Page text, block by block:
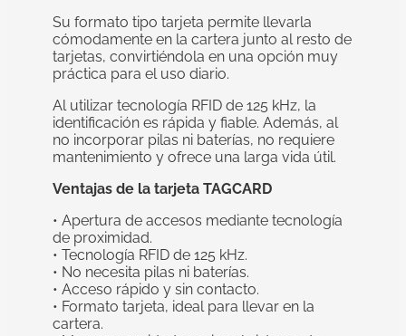
Su formato tipo tarjeta permite llevarla
cómodamente en la cartera junto al resto de
tarjetas, convirtiéndola en una opción muy
práctica para el uso diario.
Al utilizar tecnología RFID de 125 kHz, la
identificación es rápida y fiable. Además, al
no incorporar pilas ni baterías, no requiere
mantenimiento y ofrece una larga vida útil.
Ventajas de la tarjeta TAGCARD
• Apertura de accesos mediante tecnología
de proximidad.
• Tecnología RFID de 125 kHz.
• No necesita pilas ni baterías.
• Acceso rápido y sin contacto.
• Formato tarjeta, ideal para llevar en la
cartera.